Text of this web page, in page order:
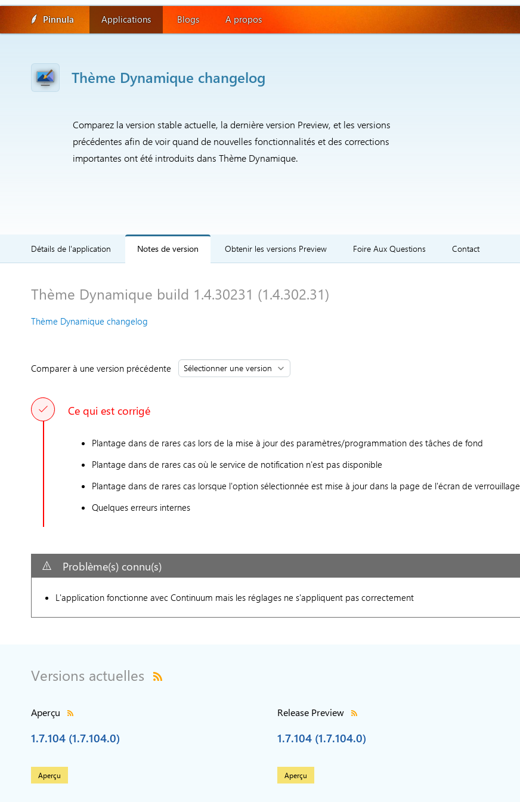
Pinnula Applications Blogs A propos
Thème Dynamique changelog
Comparez la version stable actuelle, la dernière version Preview, et les versions
précédentes afin de voir quand de nouvelles fonctionnalités et des corrections
importantes ont été introduits dans Thème Dynamique.
Détails de l'application Notes de version Obtenir les versions Preview Foire Aux Questions Contact
Thème Dynamique build 1.4.30231 (1.4.302.31)
Thème Dynamique changelog
Comparer à une version précédente
Ce qui est corrigé
Plantage dans de rares cas lors de la mise à jour des paramètres/programmation des tâches de fond
Plantage dans de rares cas où le service de notification n'est pas disponible
Plantage dans de rares cas lorsque l'option sélectionnée est mise à jour dans la page de l'écran de verrouillage
Quelques erreurs internes
Problème(s) connu(s)
L'application fonctionne avec Continuum mais les réglages ne s'appliquent pas correctement
Versions actuelles
Aperçu
1.7.104 (1.7.104.0)
Aperçu
Release Preview
1.7.104 (1.7.104.0)
Aperçu